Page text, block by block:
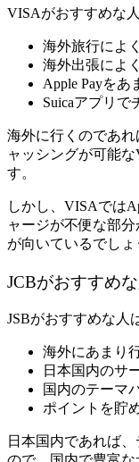
VISAがおすすめな
海外旅行によ
海外出張によ
Apple Payをあ
Suicaアプリで
海外に行くのであ
ャッシングが可能
す。
しかし、VISAでは
ャージが不便な部
が向いているでしょ
JCBがおすすめな
JSBがおすすめな人
海外にあまり
日本国内のサ
国内のテーマ
ポイントを貯
日本国内であれば